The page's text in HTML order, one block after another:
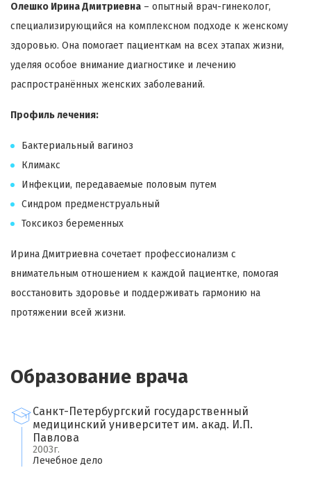
Олешко Ирина Дмитриевна – опытный врач-гинеколог,
специализирующийся на комплексном подходе к женскому
здоровью. Она помогает пациенткам на всех этапах жизни,
уделяя особое внимание диагностике и лечению
распространённых женских заболеваний.
Профиль лечения:
Бактериальный вагиноз
Климакс
Инфекции, передаваемые половым путем
Синдром предменструальный
Токсикоз беременных
Ирина Дмитриевна сочетает профессионализм с
внимательным отношением к каждой пациентке, помогая
восстановить здоровье и поддерживать гармонию на
протяжении всей жизни.
Образование врача
Санкт-Петербургский государственный
медицинский университет им. акад. И.П.
Павлова
2003г.
Лечебное дело